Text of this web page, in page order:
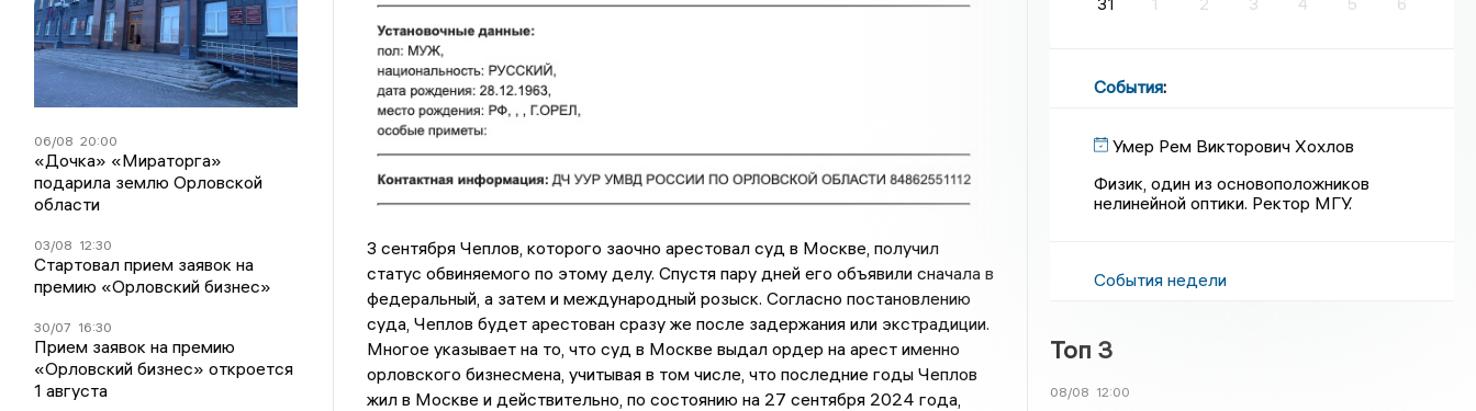
06/08 20:00
«Дочка» «Мираторга»
подарила землю Орловской
области
03/08 12:30
Стартовал прием заявок на
премию «Орловский бизнес»
30/07 16:30
Прием заявок на премию
«Орловский бизнес» откроется
1 августа
3 сентября Чеплов, которого заочно арестовал суд в Москве, получил
статус обвиняемого по этому делу. Спустя пару дней его объявили сначала в
федеральный, а затем и международный розыск. Согласно постановлению
суда, Чеплов будет арестован сразу же после задержания или экстрадиции.
Многое указывает на то, что суд в Москве выдал ордер на арест именно
орловского бизнесмена, учитывая в том числе, что последние годы Чеплов
жил в Москве и действительно, по состоянию на 27 сентября 2024 года,
События:
Умер Рем Викторович Хохлов
Физик, один из основоположников
нелинейной оптики. Ректор МГУ.
События недели
Топ 3
08/08 12:00